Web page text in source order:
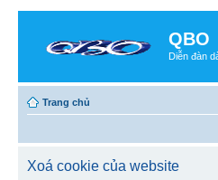
QBO
Diễn đàn
Trang chủ
Xoá cookie của website